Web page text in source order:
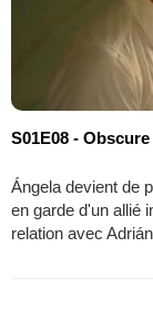
S01E08 -
Ángela devient de
en garde d'un allié
relation avec